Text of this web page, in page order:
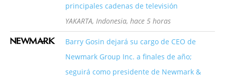
principales cadenas de televisión
YAKARTA, Indonesia, hace 5 horas
Barry Gosin dejará su cargo de CEO de
Newmark Group Inc. a finales de año;
seguirá como presidente de Newmark &